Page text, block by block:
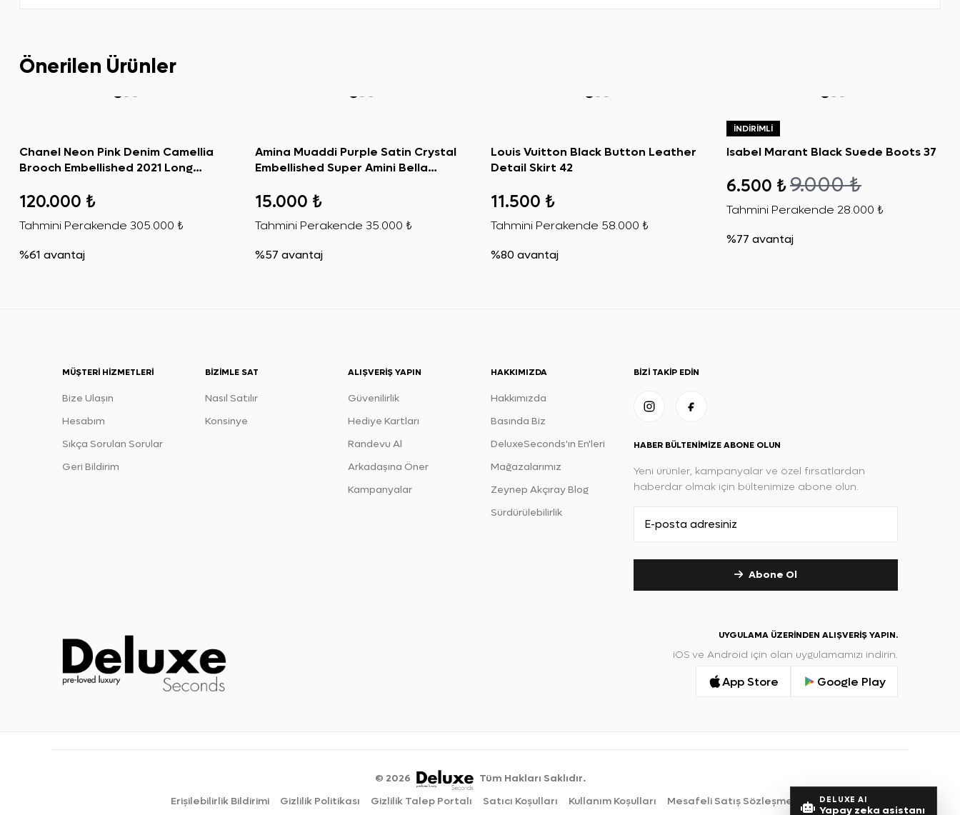
Önerilen Ürünler
Chanel Neon Pink Denim Camellia
Brooch Embellished 2021 Long
120.000 ₺
Tahmini Perakende 305.000 ₺
%61 avantaj
Amina Muaddi Purple Satin Crystal
Embellished Super Amini Bella
15.000 ₺
Tahmini Perakende 35.000 ₺
%57 avantaj
Louis Vuitton Black Button Leather
Detail Skirt 42
11.500 ₺
Tahmini Perakende 58.000 ₺
%80 avantaj
İNDIRIMLI
Isabel Marant Black Suede Boots 37
6.500 ₺9.000 ₺
Tahmini Perakende 28.000 ₺
%77 avantaj
MÜŞTERI HIZMETLERI
Bize Ulaşın
Hesabım
Sıkça Sorulan Sorular
Geri Bildirim
BIZIMLE SAT
Nasıl Satılır
Konsinye
ALIŞVERIŞ YAPIN
Güvenilirlik
Hediye Kartları
Randevu Al
Arkadaşına Öner
Kampanyalar
HAKKIMIZDA
Hakkımızda
Basında Biz
DeluxeSeconds'ın En'leri
Mağazalarımız
Zeynep Akçıray Blog
Sürdürülebilirlik
BIZI TAKIP EDIN
HABER BÜLTENIMIZE ABONE OLUN
Yeni ürünler, kampanyalar ve özel fırsatlardan
haberdar olmak için bültenimize abone olun.
Abone Ol
UYGULAMA ÜZERINDEN ALIŞVERIŞ YAPIN.
iOS ve Android için olan uygulamamızı indirin.
App Store Google Play
© 2026
Tüm Hakları Saklıdır.
Erişilebilirlik Bildirimi
Gizlilik Politikası Gizlilik Talep Portalı Satıcı Koşulları Kullanım Koşulları Mesafeli Satış Sözleşmesi DELUXE AI
Yapay zeka asistanı